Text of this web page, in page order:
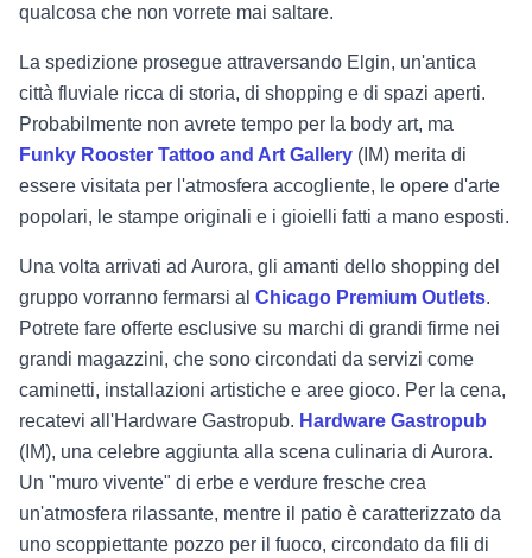
qualcosa che non vorrete mai saltare.
La spedizione prosegue attraversando Elgin, un'antica
città fluviale ricca di storia, di shopping e di spazi aperti.
Probabilmente non avrete tempo per la body art, ma
Funky Rooster Tattoo and Art Gallery (IM) merita di
essere visitata per l'atmosfera accogliente, le opere d'arte
popolari, le stampe originali e i gioielli fatti a mano esposti.
Una volta arrivati ad Aurora, gli amanti dello shopping del
gruppo vorranno fermarsi al Chicago Premium Outlets.
Potrete fare offerte esclusive su marchi di grandi firme nei
grandi magazzini, che sono circondati da servizi come
caminetti, installazioni artistiche e aree gioco. Per la cena,
recatevi all'Hardware Gastropub. Hardware Gastropub
(IM), una celebre aggiunta alla scena culinaria di Aurora.
Un "muro vivente" di erbe e verdure fresche crea
un'atmosfera rilassante, mentre il patio è caratterizzato da
uno scoppiettante pozzo per il fuoco, circondato da fili di